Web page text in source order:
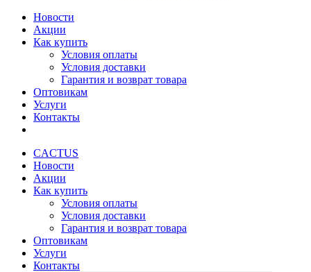
Новости
Акции
Как купить
Условия оплаты
Условия доставки
Гарантия и возврат товара
Оптовикам
Услуги
Контакты
CACTUS
Новости
Акции
Как купить
Условия оплаты
Условия доставки
Гарантия и возврат товара
Оптовикам
Услуги
Контакты